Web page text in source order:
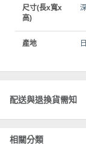
尺寸(長x寬x
高)
產地
配送與退換貨需知
相關分類